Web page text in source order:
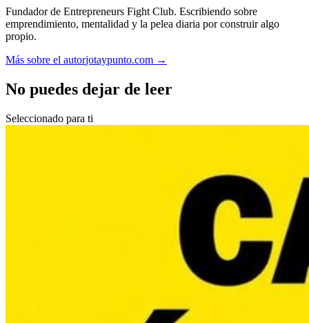
Fundador de Entrepreneurs Fight Club. Escribiendo sobre
emprendimiento, mentalidad y la pelea diaria por construir algo
propio.
Más sobre el autorjotaypunto.com →
No puedes dejar de leer
Seleccionado para ti